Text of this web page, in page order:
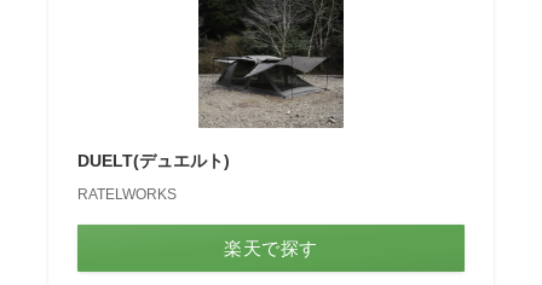
DUELT(デュエルト)
RATELWORKS
楽天で探す